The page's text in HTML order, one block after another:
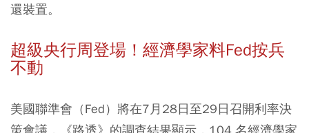
還裝置。
超級央行周登場！經濟學家料Fed按兵
不動
美國聯準會（Fed）將在7月28日至29日召開利率決
策會議，《路透》的調查結果顯示，104 名經濟學家